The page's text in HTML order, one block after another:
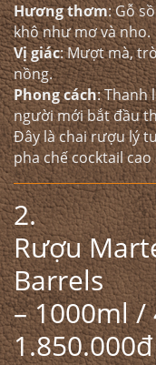
Hương thơm: Gỗ
khô như mơ và nho.
Vị giác: Mượt mà,
nồng.
Phong cách: Thanh
người mới bắt đầu
Đây là chai rượu lý
pha chế cocktail
2.
Rượu
Barrels
– 1000ml /
1.850.000đ